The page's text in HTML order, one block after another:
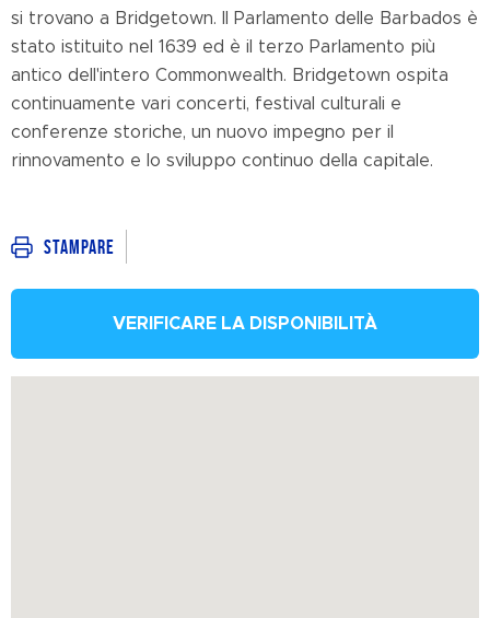
si trovano a Bridgetown. Il Parlamento delle Barbados è
stato istituito nel 1639 ed è il terzo Parlamento più
antico dell'intero Commonwealth. Bridgetown ospita
continuamente vari concerti, festival culturali e
conferenze storiche, un nuovo impegno per il
rinnovamento e lo sviluppo continuo della capitale.
Stampare
VERIFICARE LA DISPONIBILITÀ